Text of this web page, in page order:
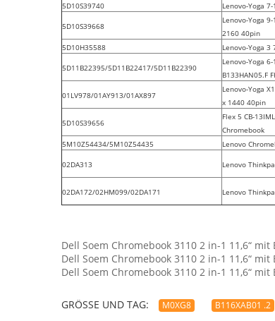
5D10S39740
Lenovo-Yoga 7-
5D10S39668
Lenovo-Yoga
2160 40pin
5D10H35588
Lenovo-Yoga 3
5D11B22395/5D11B22417/5D11B22390
Lenovo-Yoga
B133HAN05.F
01LV978/01AY913/01AX897
Lenovo-Yoga
x 1440 40pin
5D10S39656
Flex 5 CB-
Chromebook
5M10Z54434/5M10Z54435
Lenovo
02DA313 Lenovo
02DA172/02HM099/02DA171 Lenovo
Dell Soem Chromebook 3110 2 in-1 11,6“
Dell Soem Chromebook 3110 2 in-1 11,6“
Dell Soem Chromebook 3110 2 in-1 11,6“
GRÖSSE UND TAG: M0XG8 B116XAB01 .2